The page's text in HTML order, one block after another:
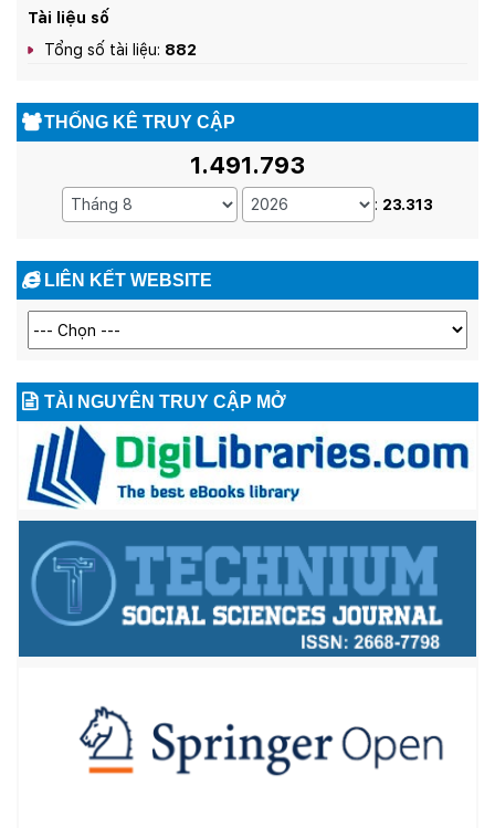
Tài liệu số
Tổng số tài liệu: 882
THỐNG KÊ TRUY CẬP
1.491.793
: 23.313
LIÊN KẾT WEBSITE
TÀI NGUYÊN TRUY CẬP MỞ